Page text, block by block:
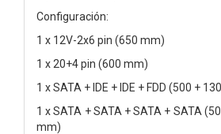
Configuración:
1 x 12V-2x6 pin (650 mm)
1 x 20+4 pin (600 mm)
1 x SATA + IDE + IDE + FDD (500 +
1 x SATA + SATA + SATA + SATA
mm)